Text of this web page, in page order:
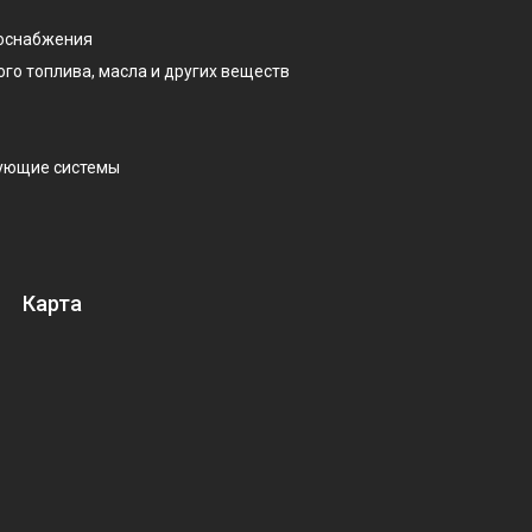
топлива, масла и других веществ
системы
Карта